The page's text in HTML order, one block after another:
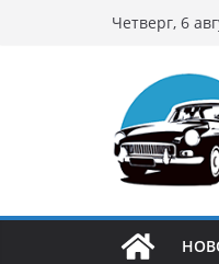
Четверг, 6